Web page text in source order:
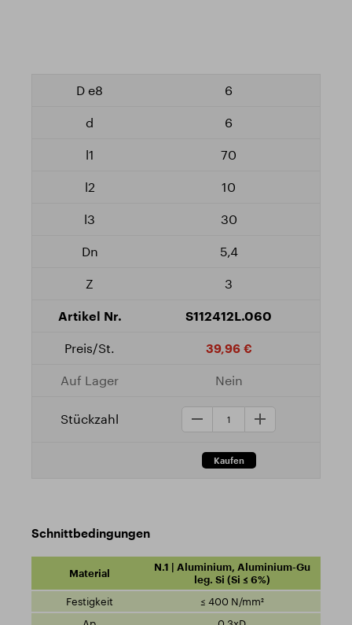
6
6
70
10
30
5,4
3
S112412L.060
39,96 €
Nein
Schnittbedingungen
N.1 | Aluminium, Aluminium-Gu
leg. Si (Si ≤ 6%)
≤ 400 N/mm²